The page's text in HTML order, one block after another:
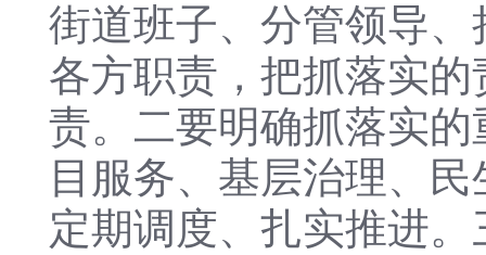
街道班子、分管领导
各方职责，把抓落实
责。二要明确抓落实
目服务、基层治理、
定期调度、扎实推进